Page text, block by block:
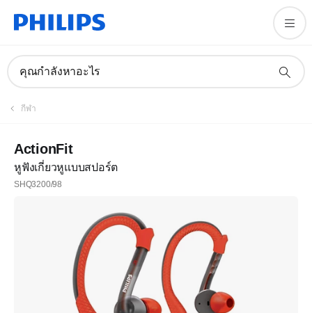
คุณกำลังหาอะไร
กีฬา
ActionFit
หูฟังเกี่ยวหูแบบสปอร์ต
SHQ3200/98